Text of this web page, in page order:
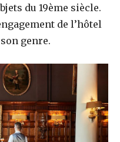
du 19ème siècle.
de l’hôtel
genre.